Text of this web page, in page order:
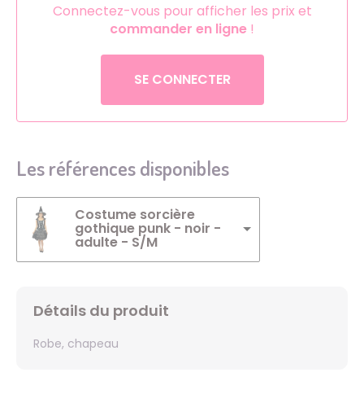
Connectez-vous pour afficher les prix et
commander en ligne !
SE CONNECTER
Les références disponibles
Costume sorcière
gothique punk - noir -
adulte - S/M
Détails du produit
Robe, chapeau